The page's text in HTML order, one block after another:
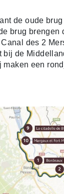
de oude
brug brengen
des 2
bij de
een